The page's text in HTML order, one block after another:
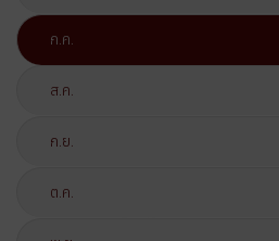
ก.ค.
ส.ค.
ก.ย.
ต.ค.